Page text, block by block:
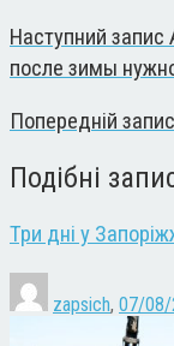
Наступний запис
после зимы
Попередній запис
Подібні
Три дні у
zapsich, 07/08/